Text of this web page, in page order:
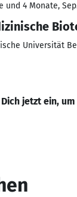
und 4 Monate,
Universität
Dich jetzt ein,